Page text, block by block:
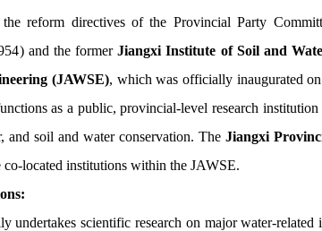
reform directives of the Provincial Party
and the formerJiangxi Institute of Soil and
(JAWSE), which was officially inaugurated
as a public, provincial-level research
and soil and water conservation. TheJiangxi
co-located institutions within the JAWSE.
undertakes scientific research on major water-